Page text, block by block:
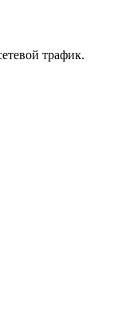
трафик.